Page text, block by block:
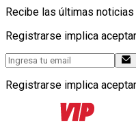
Recibe las últimas
Registrarse implica
Registrarse implica